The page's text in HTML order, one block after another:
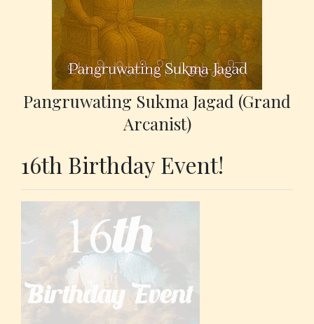
Pangruwating Sukma Jagad (Grand
Arcanist)
16th Birthday Event!